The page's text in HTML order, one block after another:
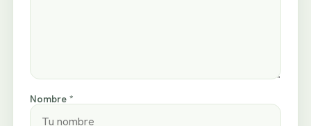
Nombre *